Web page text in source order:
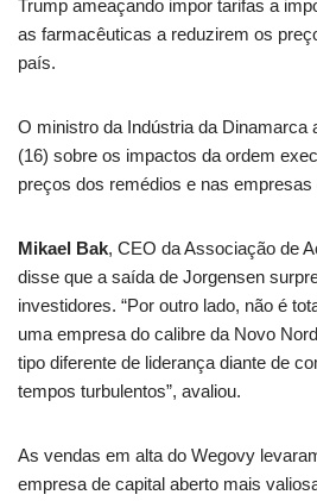
Trump ameaçando impor tarifas a
as farmacêuticas a reduzirem os
país.
O ministro da Indústria da Dinamarca
(16) sobre os impactos da ordem
preços dos remédios e nas empresas
Mikael Bak, CEO da Associação de
disse que a saída de Jorgensen
investidores. “Por outro lado, não é
uma empresa do calibre da Novo
tipo diferente de liderança diante de
tempos turbulentos”, avaliou.
As vendas em alta do Wegovy
empresa de capital aberto mais